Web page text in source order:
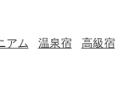
アム 温泉宿 高級宿